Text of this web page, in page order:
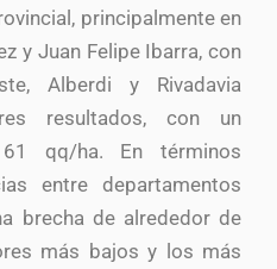
principalmente en
y Juan Felipe Ibarra, con
Alberdi y Rivadavia
resultados, con un
qq/ha. En términos
entre departamentos
brecha de alrededor de
más bajos y los más